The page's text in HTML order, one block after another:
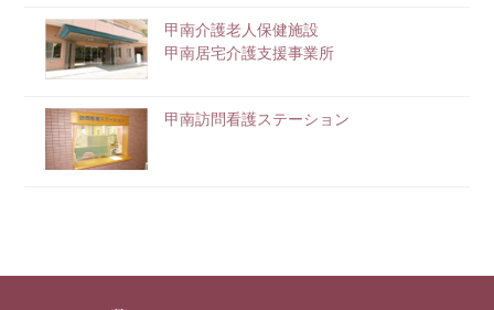
甲南介護老人保健施設
甲南居宅介護支援事業所
甲南訪問看護ステーション